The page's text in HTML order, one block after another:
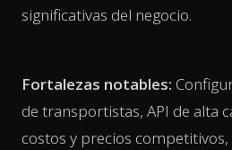
significativas del negocio.
Fortalezas notables:
de transportistas, API de alta
costos y precios